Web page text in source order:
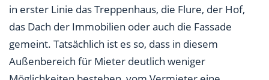
in erster Linie das Treppenhaus, die Flure, der Hof,
das Dach der Immobilien oder auch die Fassade
gemeint. Tatsächlich ist es so, dass in diesem
Außenbereich für Mieter deutlich weniger